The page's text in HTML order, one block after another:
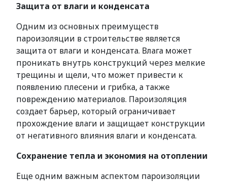
Защита от влаги и конденсата
Одним из основных преимуществ
пароизоляции в строительстве является
защита от влаги и конденсата. Влага может
проникать внутрь конструкций через мелкие
трещины и щели, что может привести к
появлению плесени и грибка, а также
повреждению материалов. Пароизоляция
создает барьер, который ограничивает
прохождение влаги и защищает конструкции
от негативного влияния влаги и конденсата.
Сохранение тепла и экономия на отоплении
Еще одним важным аспектом пароизоляции